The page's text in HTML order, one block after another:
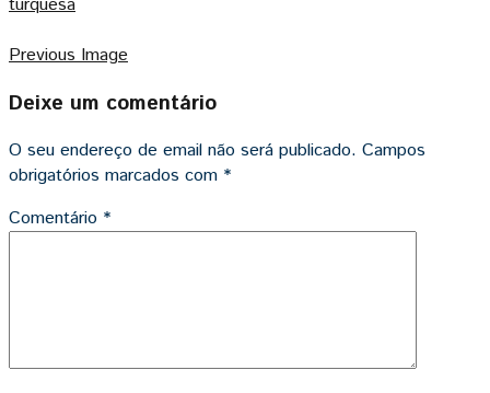
Previous Image
Deixe um comentário
O seu endereço de email não será publicado. Campos
obrigatórios marcados com *
Comentário *